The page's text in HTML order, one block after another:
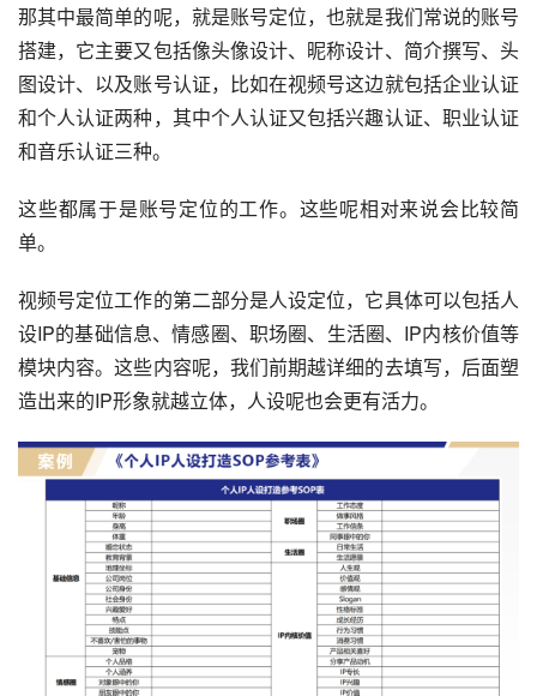
那其中最简单的呢，就是账号定位，也就是我们常说的账号
搭建，它主要又包括像头像设计、昵称设计、简介撰写、头
图设计、以及账号认证，比如在视频号这边就包括企业认证
和个人认证两种，其中个人认证又包括兴趣认证、职业认证
和音乐认证三种。
这些都属于是账号定位的工作。这些呢相对来说会比较简
单。
视频号定位工作的第二部分是人设定位，它具体可以包括人
设IP的基础信息、情感圈、职场圈、生活圈、IP内核价值等
模块内容。这些内容呢，我们前期越详细的去填写，后面塑
造出来的IP形象就越立体，人设呢也会更有活力。